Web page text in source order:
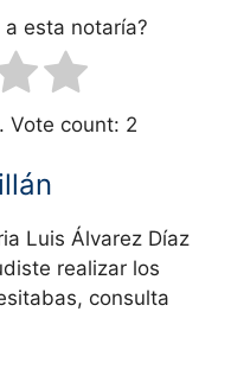
esta notaría?
Vote count: 2
Luis Álvarez Díaz
realizar los
consulta